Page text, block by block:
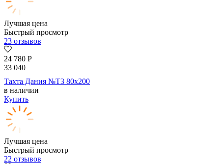
Лучшая цена
Быстрый просмотр
23 отзывов
24 780 Р
33 040
Тахта Дания №Т3 80х200
в наличии
Купить
Лучшая цена
Быстрый просмотр
22 отзывов